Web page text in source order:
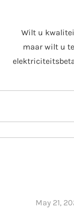
contentWilt u
maar wilt u